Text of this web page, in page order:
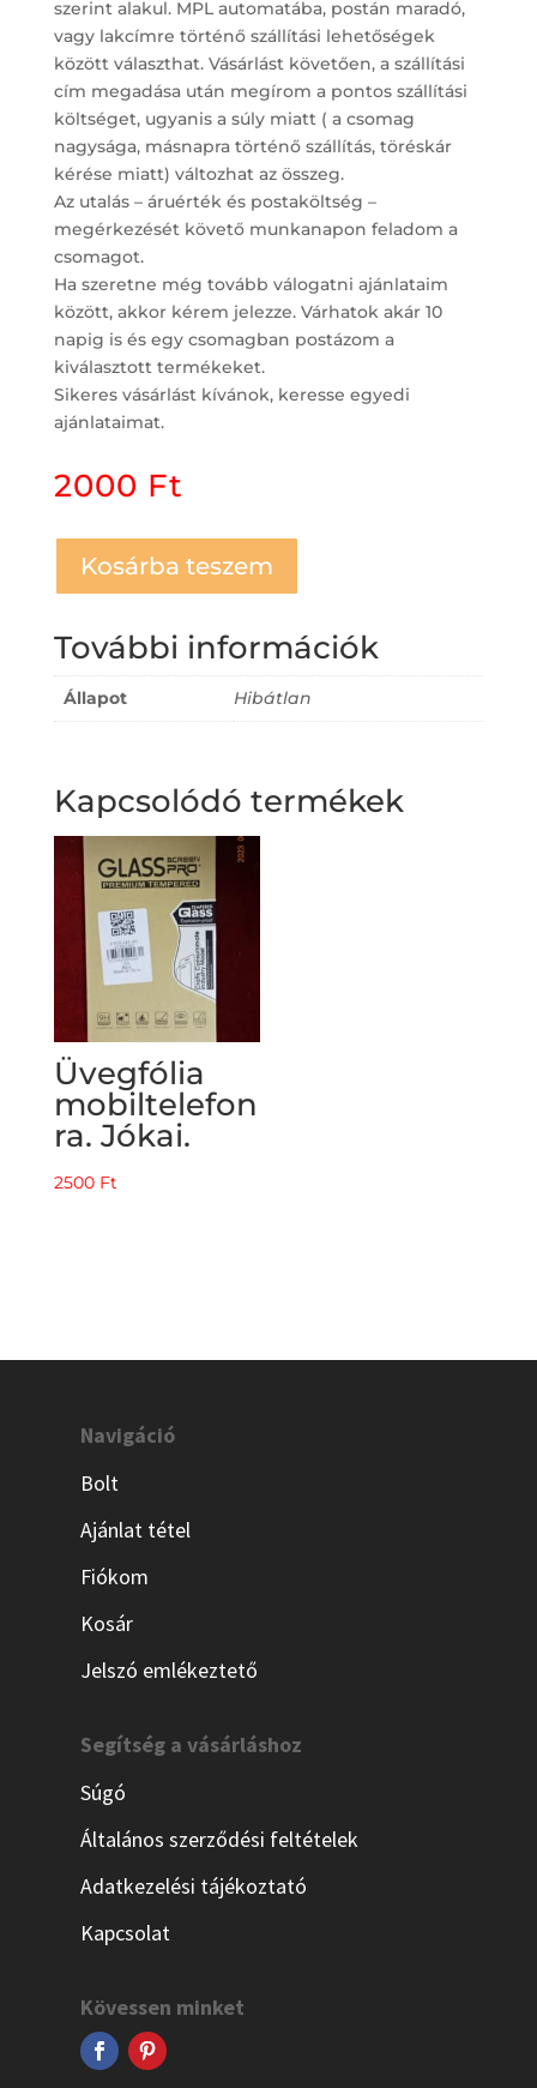
szerint alakul. MPL automatába, postán maradó,
vagy lakcímre történő szállítási lehetőségek
között választhat. Vásárlást követően, a szállítási
cím megadása után megírom a pontos szállítási
költséget, ugyanis a súly miatt ( a csomag
nagysága, másnapra történő szállítás, töréskár
kérése miatt) változhat az összeg.
Az utalás – áruérték és postaköltség –
megérkezését követő munkanapon feladom a
csomagot.
Ha szeretne még tovább válogatni ajánlataim
között, akkor kérem jelezze. Várhatok akár 10
napig is és egy csomagban postázom a
kiválasztott termékeket.
Sikeres vásárlást kívánok, keresse egyedi
ajánlataimat.
2000 Ft
Kosárba teszem
További információk
Állapot Hibátlan
Kapcsolódó termékek
Üvegfólia
mobiltelefon
ra. Jókai.
2500 Ft
Navigáció
Bolt
Ajánlat tétel
Fiókom
Kosár
Jelszó emlékeztető
Segítség a vásárláshoz
Súgó
Általános szerződési feltételek
Adatkezelési tájékoztató
Kapcsolat
Kövessen minket